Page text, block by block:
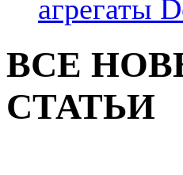
агрегаты
ВСЕ
СТАТЬИ